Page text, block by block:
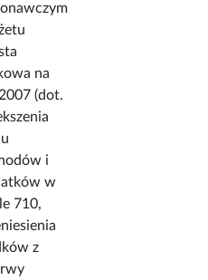
na
(dot.
i
w
710,
z